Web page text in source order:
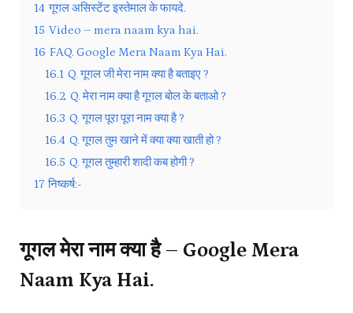
14 गूगल असिस्टेंट इस्तेमाल के फायदे.
15 Video – mera naam kya hai.
16 FAQ. Google Mera Naam Kya Hai.
16.1 Q. गूगल जी मेरा नाम क्या है बताइए ?
16.2 Q. मेरा नाम क्या है गूगल बोल के बताओ ?
16.3 Q. गूगल पूरा पूरा नाम क्या है ?
16.4 Q. गूगल तुम खाने में क्या क्या खाती हो ?
16.5 Q. गूगल तुम्हारी शादी कब होगी ?
17 निष्कर्ष:-
गूगल मेरा नाम क्या है – Google Mera
Naam Kya Hai.